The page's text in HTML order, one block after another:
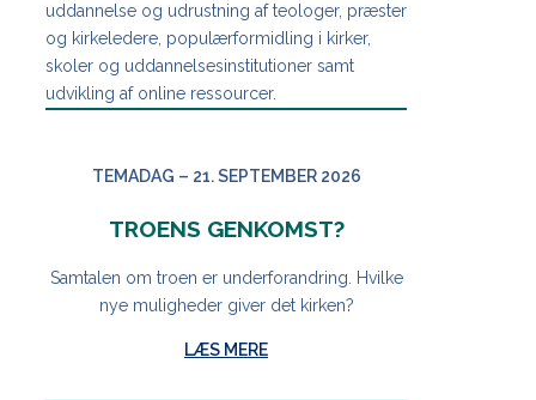
uddannelse og udrustning af teologer, præster
og kirkeledere, populærformidling i kirker,
skoler og uddannelsesinstitutioner samt
udvikling af online ressourcer.
TEMADAG – 21. SEPTEMBER 2026
TROENS GENKOMST?
Samtalen om troen er underforandring. Hvilke
nye muligheder giver det kirken?
LÆS MERE